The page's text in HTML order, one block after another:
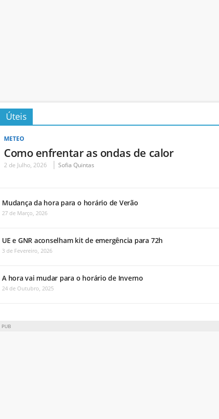
Úteis
METEO
Como enfrentar as ondas de calor
2 de Julho, 2026 Sofia Quintas
Mudança da hora para o horário de Verão
27 de Março, 2026
UE e GNR aconselham kit de emergência para 72h
3 de Fevereiro, 2026
A hora vai mudar para o horário de Inverno
24 de Outubro, 2025
PUB